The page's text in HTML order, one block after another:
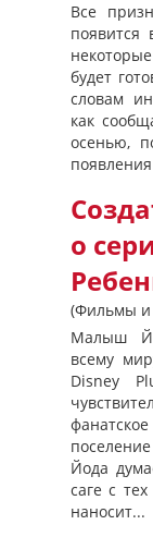
Все
появится
будет
словам
как
осенью,
о
(Фильмы и
Малыш
всему
Disney
Йода
саге с
наносит...